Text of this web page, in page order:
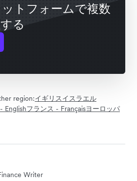
トフォームで複数
る
region:イギリスイスラエル
Englishフランス - Françaisヨーロッパ
Writer